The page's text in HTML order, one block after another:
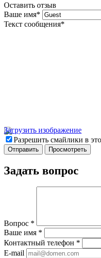
Оставить отзыв
Ваше имя*
Текст сообщения*
Загрузить изображение
Разрешить смайлики в
Задать вопрос
Вопрос *
Ваше имя *
Контактный телефон *
E-mail